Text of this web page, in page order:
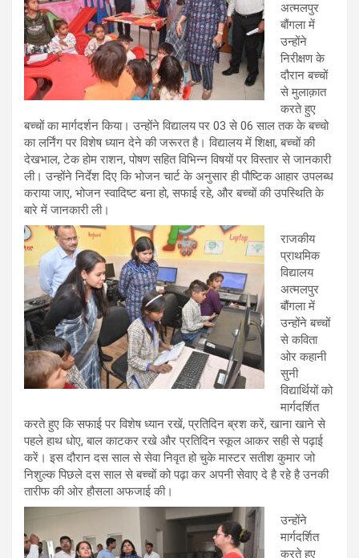
अत्मलपुर
बौंगला में
उन्होंने
निरीक्षण के
दौरान बच्चों
से मुलाक़ात
करते हुए
बच्चों का मार्गदर्शन किया। उन्होंने विद्यालय पर 03 से 06 साल तक के बच्चो
का लर्निंग पर विशेष ध्यान देने की जरूरत है। विद्यालय में शिक्षा, बच्चों की
देखभाल, टेक होम राशन, पोषण सहित विभिन्न विषयों पर विस्तार से जानकारी
ली। उन्होंने निर्देश दिए कि भोजन चार्ट के अनुसार ही पौष्टिक आहार उपलब्ध
कराया जाए, भोजन स्वादिष्ट बना हो, सफाई रहे, और बच्चों की उपस्थिति के
बारे में जानकारी ली।
राजकीय
प्राथमिक
विद्यालय
अत्मलपुर
बौंगला में
उन्होंने बच्चों
से कविता
ओर कहानी
सुनी
विद्यार्थियों को
मार्गदर्शित
करते हुए कि सफाई पर विशेष ध्यान रखें, प्रतिदिन ब्रश करें, खाना खाने से
पहले हाथ धोए, बाल काटकर रखे और प्रतिदिन स्कूल आकर सही से पढ़ाई
करें। इस दौरान दस साल से सेवा निवृत हो चुके मास्टर सतीश कुमार जो
निशुल्क पिछले दस साल से बच्चों को पढ़ा कर अपनी सेवाए दे है रहे है उनकी
तारीफ की ओर हौसला अफजाई की।
उन्होंने
मार्गदर्शित
करते हुए